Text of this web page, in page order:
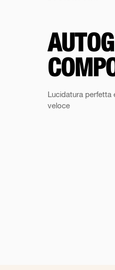
Lucidatura perfetta
veloce